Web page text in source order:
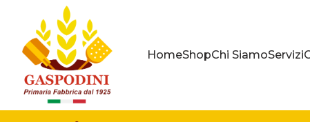
HomeShopChi SiamoServizi